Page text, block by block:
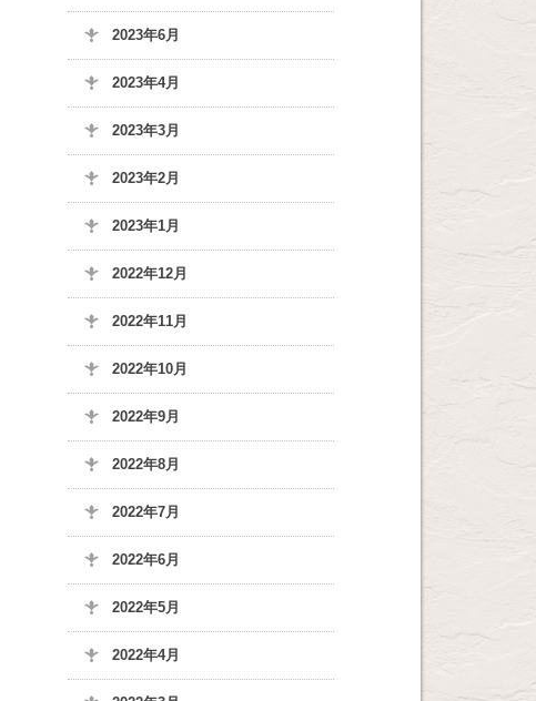
2023年6月
2023年4月
2023年3月
2023年2月
2023年1月
2022年12月
2022年11月
2022年10月
2022年9月
2022年8月
2022年7月
2022年6月
2022年5月
2022年4月